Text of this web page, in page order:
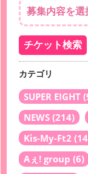
カテゴリ
SUPER EIGHT
NEWS (214)
Kis-My-Ft2
Aぇ! group (6)